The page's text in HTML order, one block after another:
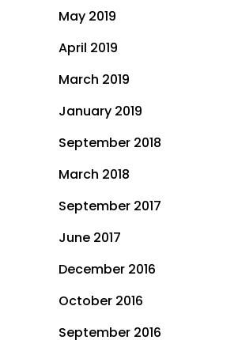
May 2019
April 2019
March 2019
January 2019
September 2018
March 2018
September 2017
June 2017
December 2016
October 2016
September 2016